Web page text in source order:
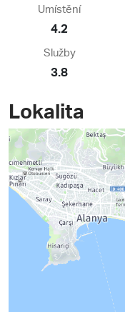
Umístění
4.2
Služby
3.8
Lokalita